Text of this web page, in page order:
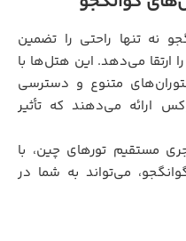
نه تنها راحتی را تضمین
ارتقا می‌دهد. این هتل‌ها با
متنوع و دسترسی
ارائه می‌دهند که تأثیر
مستقیم تورهای چین، با
می‌تواند به شما در